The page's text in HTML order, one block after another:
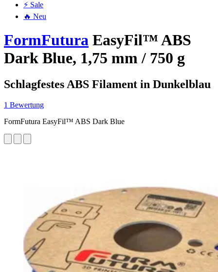
⚡ Sale
🔥 Neu
FormFutura EasyFil™ ABS
Dark Blue, 1,75 mm / 750 g
Schlagfestes ABS Filament in Dunkelblau
1 Bewertung
FormFutura EasyFil™ ABS Dark Blue